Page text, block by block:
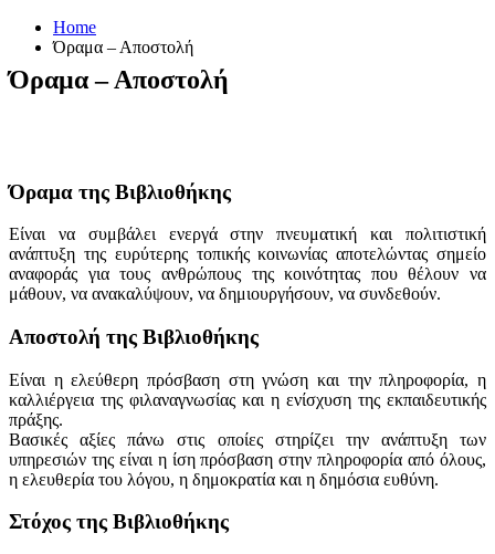
Home
Όραμα – Αποστολή
Όραμα – Αποστολή
Όραμα της Βιβλιοθήκης
Είναι να συμβάλει ενεργά στην πνευματική και πολιτιστική
ανάπτυξη της ευρύτερης τοπικής κοινωνίας αποτελώντας σημείο
αναφοράς για τους ανθρώπους της κοινότητας που θέλουν να
μάθουν, να ανακαλύψουν, να δημιουργήσουν, να συνδεθούν.
Αποστολή της Βιβλιοθήκης
Είναι η ελεύθερη πρόσβαση στη γνώση και την πληροφορία, η
καλλιέργεια της φιλαναγνωσίας και η ενίσχυση της εκπαιδευτικής
πράξης.
Βασικές αξίες πάνω στις οποίες στηρίζει την ανάπτυξη των
υπηρεσιών της είναι η ίση πρόσβαση στην πληροφορία από όλους,
η ελευθερία του λόγου, η δημοκρατία και η δημόσια ευθύνη.
Στόχος της Βιβλιοθήκης